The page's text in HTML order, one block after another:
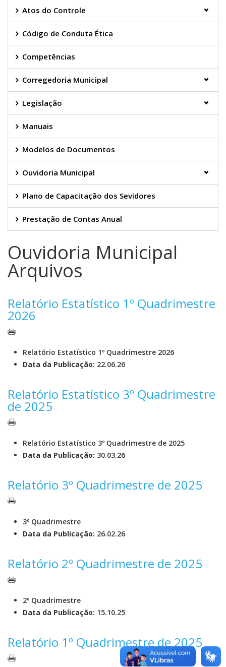
Atos do Controle
Código de Conduta Ética
Competências
Corregedoria Municipal
Legislação
Manuais
Modelos de Documentos
Ouvidoria Municipal
Plano de Capacitação dos Sevidores
Prestação de Contas Anual
Ouvidoria Municipal
Arquivos
Relatório Estatístico 1º Quadrimestre
2026
Relatório Estatístico 1º Quadrimestre 2026
Data da Publicação: 22.06.26
Relatório Estatístico 3º Quadrimestre
de 2025
Relatório Estatístico 3º Quadrimestre de 2025
Data da Publicação: 30.03.26
Relatório 3º Quadrimestre de 2025
3º Quadrimestre
Data da Publicação: 26.02.26
Relatório 2º Quadrimestre de 2025
2º Quadrimestre
Data da Publicação: 15.10.25
Relatório 1º Quadrimestre de 2025